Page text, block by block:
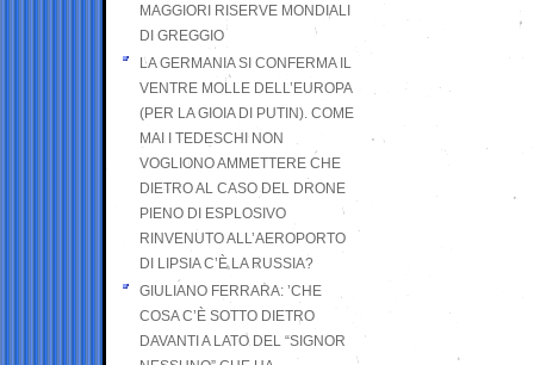
MAGGIORI RISERVE MONDIALI
DI GREGGIO
LA GERMANIA SI CONFERMA IL
VENTRE MOLLE DELL’EUROPA
(PER LA GIOIA DI PUTIN). COME
MAI I TEDESCHI NON
VOGLIONO AMMETTERE CHE
DIETRO AL CASO DEL DRONE
PIENO DI ESPLOSIVO
RINVENUTO ALL’AEROPORTO
DI LIPSIA C’È LA RUSSIA?
GIULIANO FERRARA: ’CHE
COSA C’È SOTTO DIETRO
DAVANTI A LATO DEL “SIGNOR